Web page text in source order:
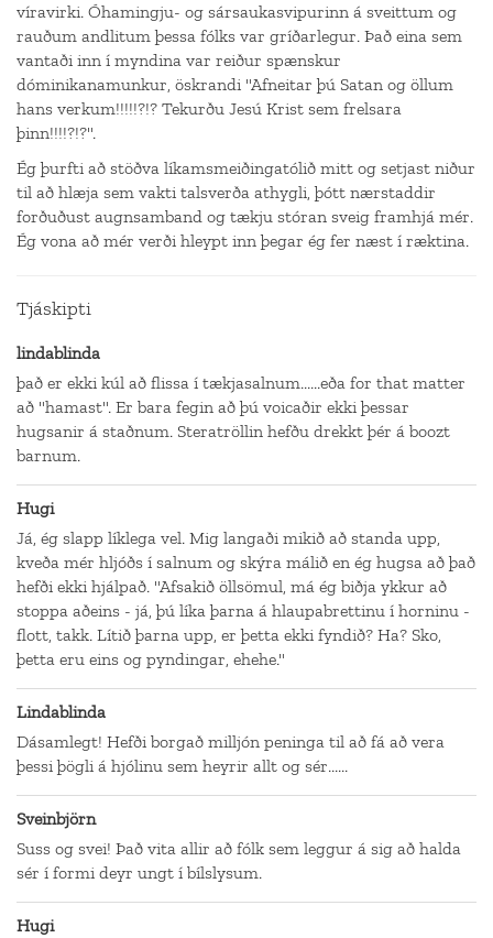
víravirki. Óhamingju- og sársaukasvipurinn á sveittum og
rauðum andlitum þessa fólks var gríðarlegur. Það eina sem
vantaði inn í myndina var reiður spænskur
dóminikanamunkur, öskrandi "Afneitar þú Satan og öllum
hans verkum!!!!!?!? Tekurðu Jesú Krist sem frelsara
þinn!!!!?!?".
Ég þurfti að stöðva líkamsmeiðingatólið mitt og setjast niður
til að hlæja sem vakti talsverða athygli, þótt nærstaddir
forðuðust augnsamband og tækju stóran sveig framhjá mér.
Ég vona að mér verði hleypt inn þegar ég fer næst í ræktina.
Tjáskipti
lindablinda
það er ekki kúl að flissa í tækjasalnum......eða for that matter
að "hamast". Er bara fegin að þú voicaðir ekki þessar
hugsanir á staðnum. Steratröllin hefðu drekkt þér á boozt
barnum.
Hugi
Já, ég slapp líklega vel. Mig langaði mikið að standa upp,
kveða mér hljóðs í salnum og skýra málið en ég hugsa að það
hefði ekki hjálpað. "Afsakið öllsömul, má ég biðja ykkur að
stoppa aðeins - já, þú líka þarna á hlaupabrettinu í horninu -
flott, takk. Lítið þarna upp, er þetta ekki fyndið? Ha? Sko,
þetta eru eins og pyndingar, ehehe."
Lindablinda
Dásamlegt! Hefði borgað milljón peninga til að fá að vera
þessi þögli á hjólinu sem heyrir allt og sér......
Sveinbjörn
Suss og svei! Það vita allir að fólk sem leggur á sig að halda
sér í formi deyr ungt í bílslysum.
Hugi